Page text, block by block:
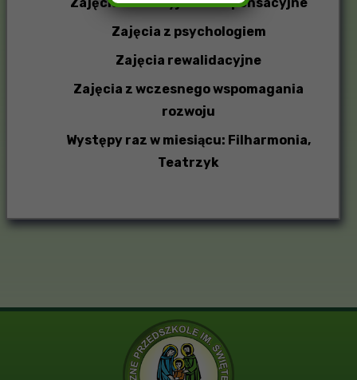
Zajęcia z psychologiem
Zajęcia rewalidacyjne
Zajęcia z wczesnego wspomagania
rozwoju
Występy raz w miesiącu: Filharmonia,
Teatrzyk